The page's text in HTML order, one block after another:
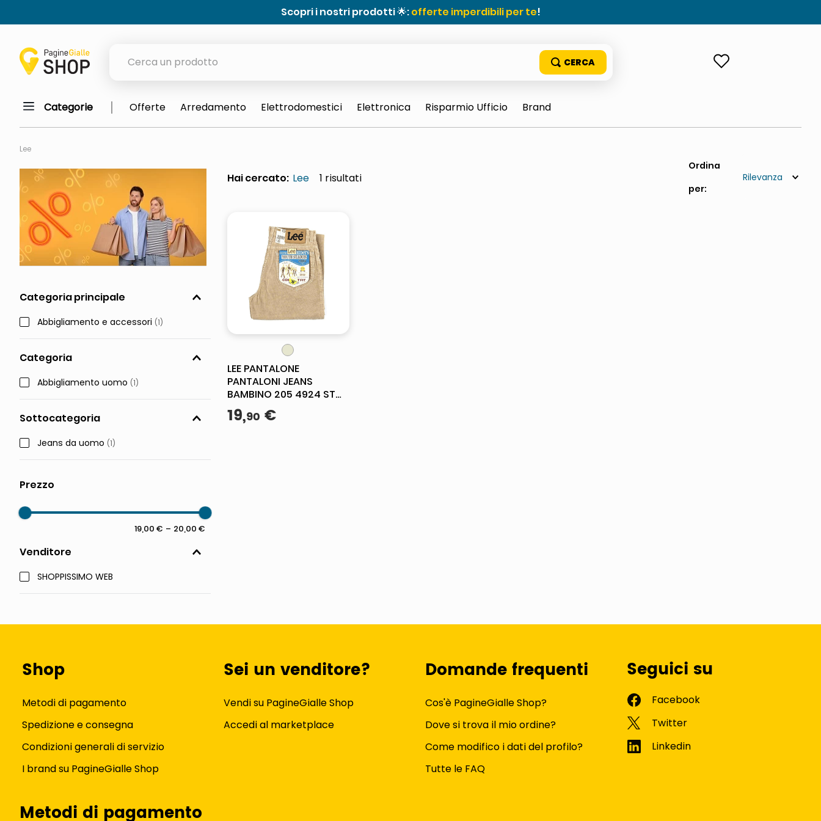
Scopri i nostri prodotti 🌟:offerte imperdibili per te!
meme
elenco
ombrelloni
lucidatrice pavimenti
italia independent occhiali sole 0703 thin rotondo sun
pattumiera raccolta differenziata
crema funghi porcini tartufo
Categorie Offerte Arredamento Elettrodomestici Elettronica Risparmio Ufficio Brand
Lee
Categoria principale
Abbigliamento e accessori (1)
Categoria
Abbigliamento uomo (1)
Sottocategoria
Jeans da uomo (1)
Venditore
SHOPPISSIMO WEB
19,00 € – 20,00 €
Hai cercato: Lee 1 Rilevanza
LEE PANTALONE
PANTALONI JEANS
BAMBINO 205 4924 ST
LOUIS 7593B COTONE
ORIGINALE NEW
19,90 €
Shop
Metodi di pagamento
Spedizione e consegna
Condizioni generali di servizio
I brand su PagineGialle Shop
Sei un venditore?
Vendi su PagineGialle Shop
Accedi al marketplace
Domande frequenti
Cos'è PagineGialle Shop?
Dove si trova il mio ordine?
Come modifico i dati del profilo?
Tutte le FAQ
Seguici su
Metodi di pagamento